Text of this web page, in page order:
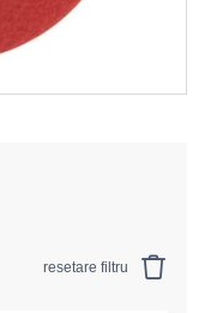
resetare filtru